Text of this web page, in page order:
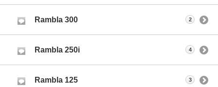
Rambla 300 2
Rambla 250i 4
Rambla 125 3